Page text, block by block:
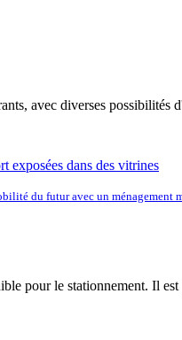
avec diverses possibilités
du futur avec un ménagement
pour le stationnement. Il